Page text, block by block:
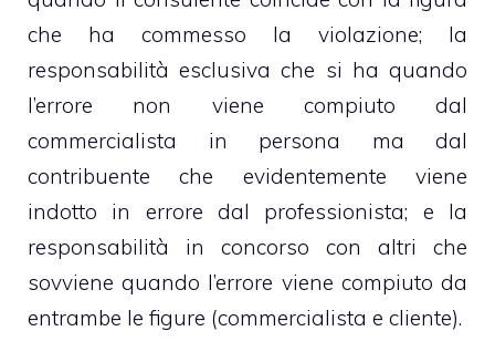
che ha commesso la violazione; la
responsabilità esclusiva che si ha quando
l’errore non viene compiuto dal
commercialista in persona ma dal
contribuente che evidentemente viene
indotto in errore dal professionista; e la
responsabilità in concorso con altri che
sovviene quando l’errore viene compiuto da
entrambe le figure (commercialista e cliente).